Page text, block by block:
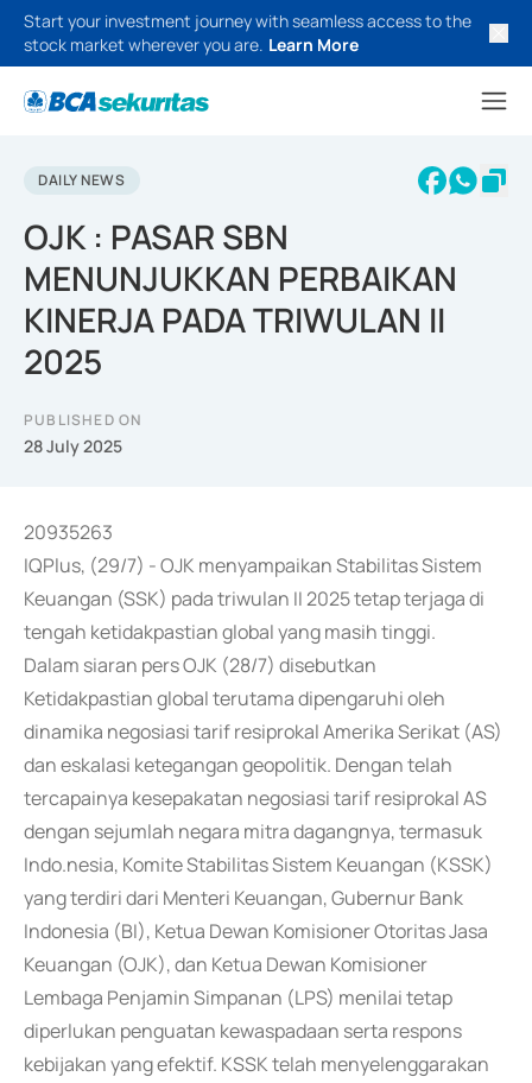
Start your investment journey with seamless access to the
stock market wherever you are. Learn More
DAILY NEWS
OJK : PASAR SBN
MENUNJUKKAN PERBAIKAN
KINERJA PADA TRIWULAN II
2025
PUBLISHED ON
28 July 2025
20935263
IQPlus, (29/7) - OJK menyampaikan Stabilitas Sistem
Keuangan (SSK) pada triwulan II 2025 tetap terjaga di
tengah ketidakpastian global yang masih tinggi.
Dalam siaran pers OJK (28/7) disebutkan
Ketidakpastian global terutama dipengaruhi oleh
dinamika negosiasi tarif resiprokal Amerika Serikat (AS)
dan eskalasi ketegangan geopolitik. Dengan telah
tercapainya kesepakatan negosiasi tarif resiprokal AS
dengan sejumlah negara mitra dagangnya, termasuk
Indo.nesia, Komite Stabilitas Sistem Keuangan (KSSK)
yang terdiri dari Menteri Keuangan, Gubernur Bank
Indonesia (BI), Ketua Dewan Komisioner Otoritas Jasa
Keuangan (OJK), dan Ketua Dewan Komisioner
Lembaga Penjamin Simpanan (LPS) menilai tetap
diperlukan penguatan kewaspadaan serta respons
kebijakan yang efektif. KSSK telah menyelenggarakan